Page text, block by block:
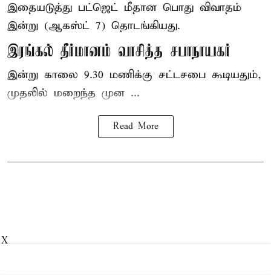
இதையடுத்து பட்ஜெட் மீதான பொது விவாதம்
இன்று (ஆகஸ்ட் 7) தொடங்கியது.
இரங்கல் தீர்மானம் வாசித்த சபாநாயகர்
இன்று காலை 9.30 மணிக்கு சட்டசபை கூடியதும்,
முதலில் மறைந்த முன ...
Read More
X